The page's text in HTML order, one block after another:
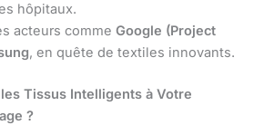
hôpitaux.
acteurs comme Google (Project
, en quête de textiles innovants.
Tissus Intelligents à Votre
?